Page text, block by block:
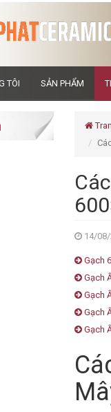
TÔI SẢN PHẨM
14/08/
Gạch
Gạch
Gạch
Gạch
Gạch